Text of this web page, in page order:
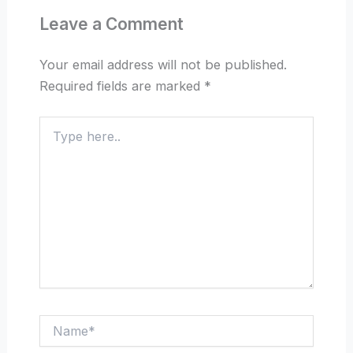
Leave a Comment
Your email address will not be published.
Required fields are marked *
here..